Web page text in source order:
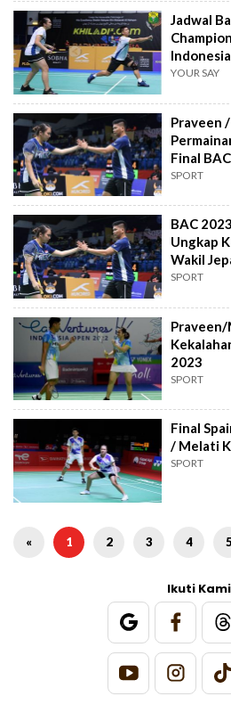
Jadwal
YOUR SAY
Praveen
Final
SPORT
BAC
Ungkap
Wakil
SPORT
2023
SPORT
Final
/ Melati
SPORT
« 1 2 3 4 5
Ikuti Kami